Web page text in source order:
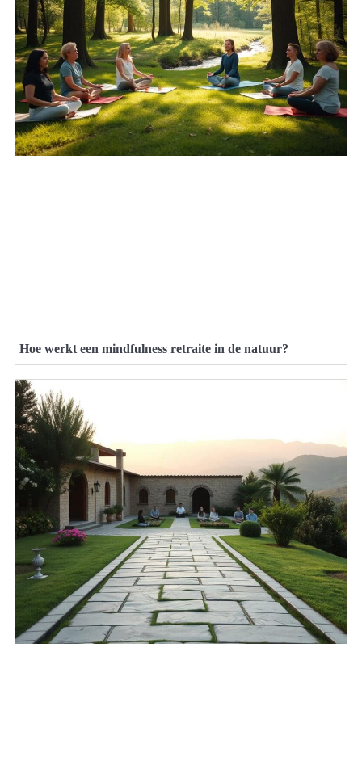
Hoe werkt een mindfulness retraite in de natuur?